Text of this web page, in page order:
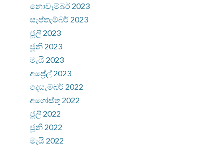
නොවැම්බර් 2023
සැප්තැම්බර් 2023
ජූලි 2023
ජූනි 2023
මැයි 2023
අප්‍රේල් 2023
දෙසැම්බර් 2022
අගෝස්තු 2022
ජූලි 2022
ජූනි 2022
මැයි 2022